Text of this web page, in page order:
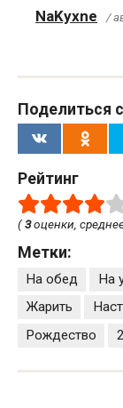
NaKyxne /
Поделиться
Рейтинг
(3оценки,
Метки:
На обед На
Жарить
Рождество